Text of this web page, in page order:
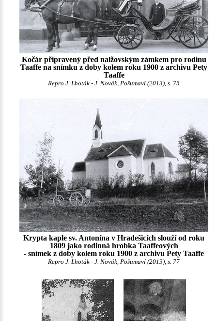
Kočár připravený před nalžovským zámkem pro rodinu
Taaffe na snímku z doby kolem roku 1900 z archivu Pety
Taaffe
Repro J. Lhoták - J. Novák, Pošumaví (2013), s. 75
Krypta kaple sv. Antonína v Hradešicích slouží od roku
1809 jako rodinná hrobka Taaffeových
- snímek z doby kolem roku 1900 z archivu Pety Taaffe
Repro J. Lhoták - J. Novák, Pošumaví (2013), s. 77